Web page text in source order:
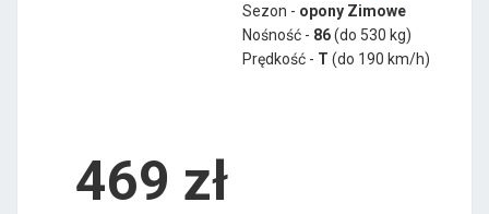
Sezon - opony Zimowe
Nośność - 86(do 530 kg)
Prędkość - T (do 190 km/h)
469 zł